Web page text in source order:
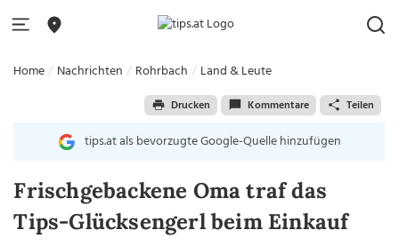
Home Nachrichten Rohrbach Land & Leute
Drucken Kommentare Teilen
tips.at als bevorzugte Google-Quelle hinzufügen
Frischgebackene Oma traf das
Tips-Glücksengerl beim Einkauf